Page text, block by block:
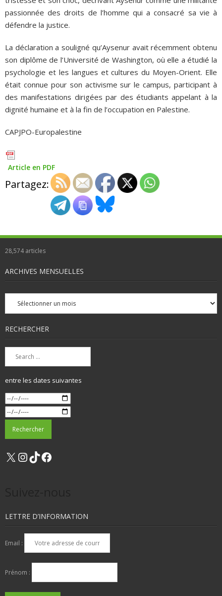
passionnée des droits de l’homme qui a consacré sa vie à
défendre la justice.
La déclaration a souligné qu’Aysenur avait récemment obtenu
son diplôme de l’Université de Washington, où elle a étudié la
psychologie et les langues et cultures du Moyen-Orient. Elle
était connue pour son activisme sur le campus, participant à
des manifestations dirigées par des étudiants appelant à la
dignité humaine et à la fin de l’occupation en Palestine.
CAPJPO-Europalestine
Article en PDF
Partagez:
28,574articles
ARCHIVES MENSUELLES
Archives
mensuelles
RECHERCHER
entre les dates suivantes
X Instagram
TikTok
LETTRE D’INFORMATION
Email :
Prénom :